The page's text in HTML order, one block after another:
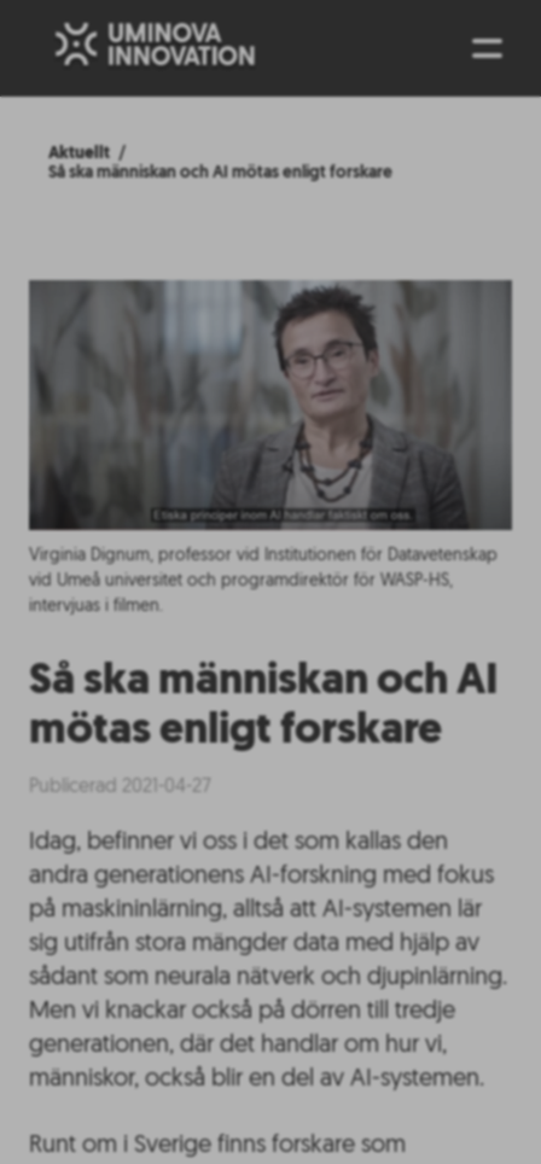
Aktuellt
Så ska människan och AI mötas enligt forskare
Virginia Dignum, professor vid Institutionen för Datavetenskap
vid Umeå universitet och programdirektör för WASP-HS,
intervjuas i filmen.
Så ska människan och AI
mötas enligt forskare
Publicerad 2021-04-27
Idag, befinner vi oss i det som kallas den
andra generationens AI-forskning med fokus
på maskininlärning, alltså att AI-systemen lär
sig utifrån stora mängder data med hjälp av
sådant som neurala nätverk och djupinlärning.
Men vi knackar också på dörren till tredje
generationen, där det handlar om hur vi,
människor, också blir en del av AI-systemen.
Runt om i Sverige finns forskare som